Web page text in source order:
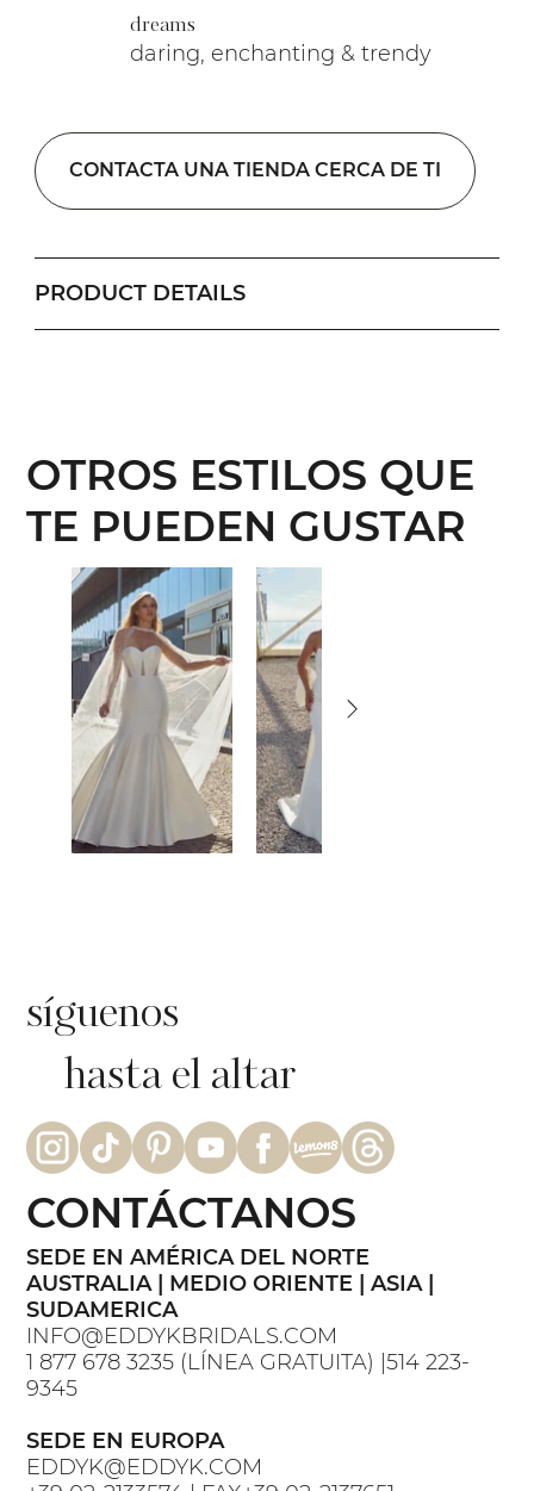
dreams
daring, enchanting & trendy
CONTACTA UNA TIENDA CERCA DE TI
PRODUCT DETAILS
OTROS ESTILOS QUE
TE PUEDEN GUSTAR
síguenos
hasta el altar
SEDE EN AMÉRICA DEL NORTE
AUSTRALIA | MEDIO ORIENTE | ASIA |
SUDAMERICA
INFO@EDDYKBRIDALS.COM
1 877 678 3235 (LÍNEA GRATUITA) |514 223-
9345
SEDE EN EUROPA
EDDYK@EDDYK.COM
CONTÁCTANOS